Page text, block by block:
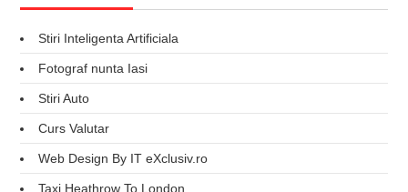
Stiri Inteligenta Artificiala
Fotograf nunta Iasi
Stiri Auto
Curs Valutar
Web Design By IT eXclusiv.ro
Taxi Heathrow To London